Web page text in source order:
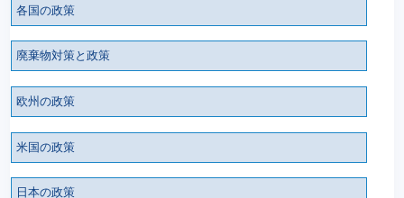
各国の政策
廃棄物対策と政策
欧州の政策
米国の政策
日本の政策